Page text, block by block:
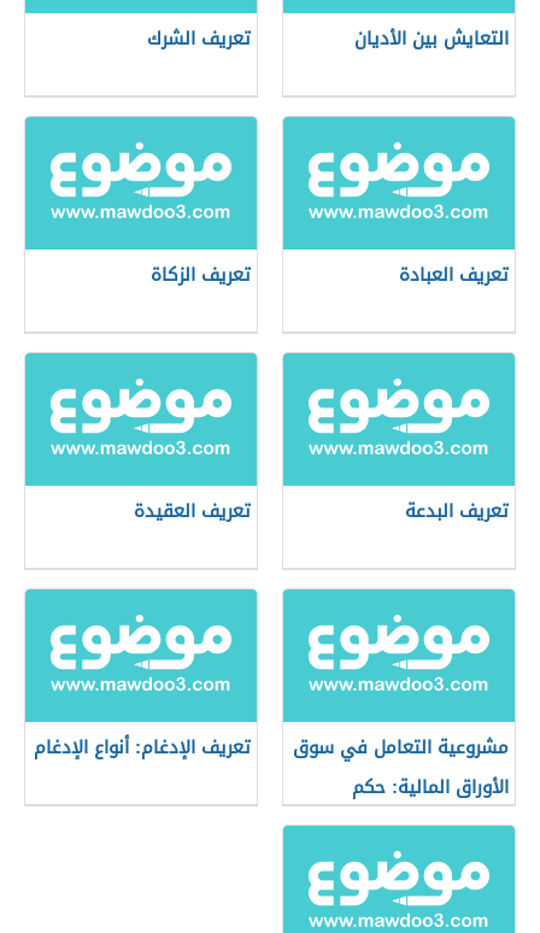
التعايش بين الأديان تعريف الشرك
تعريف العبادة تعريف الزكاة
تعريف البدعة تعريف العقيدة
مشروعية التعامل في سوق
الأوراق المالية: حكم
التعامل في البورصة
تعريف الإدغام: أنواع الإدغام